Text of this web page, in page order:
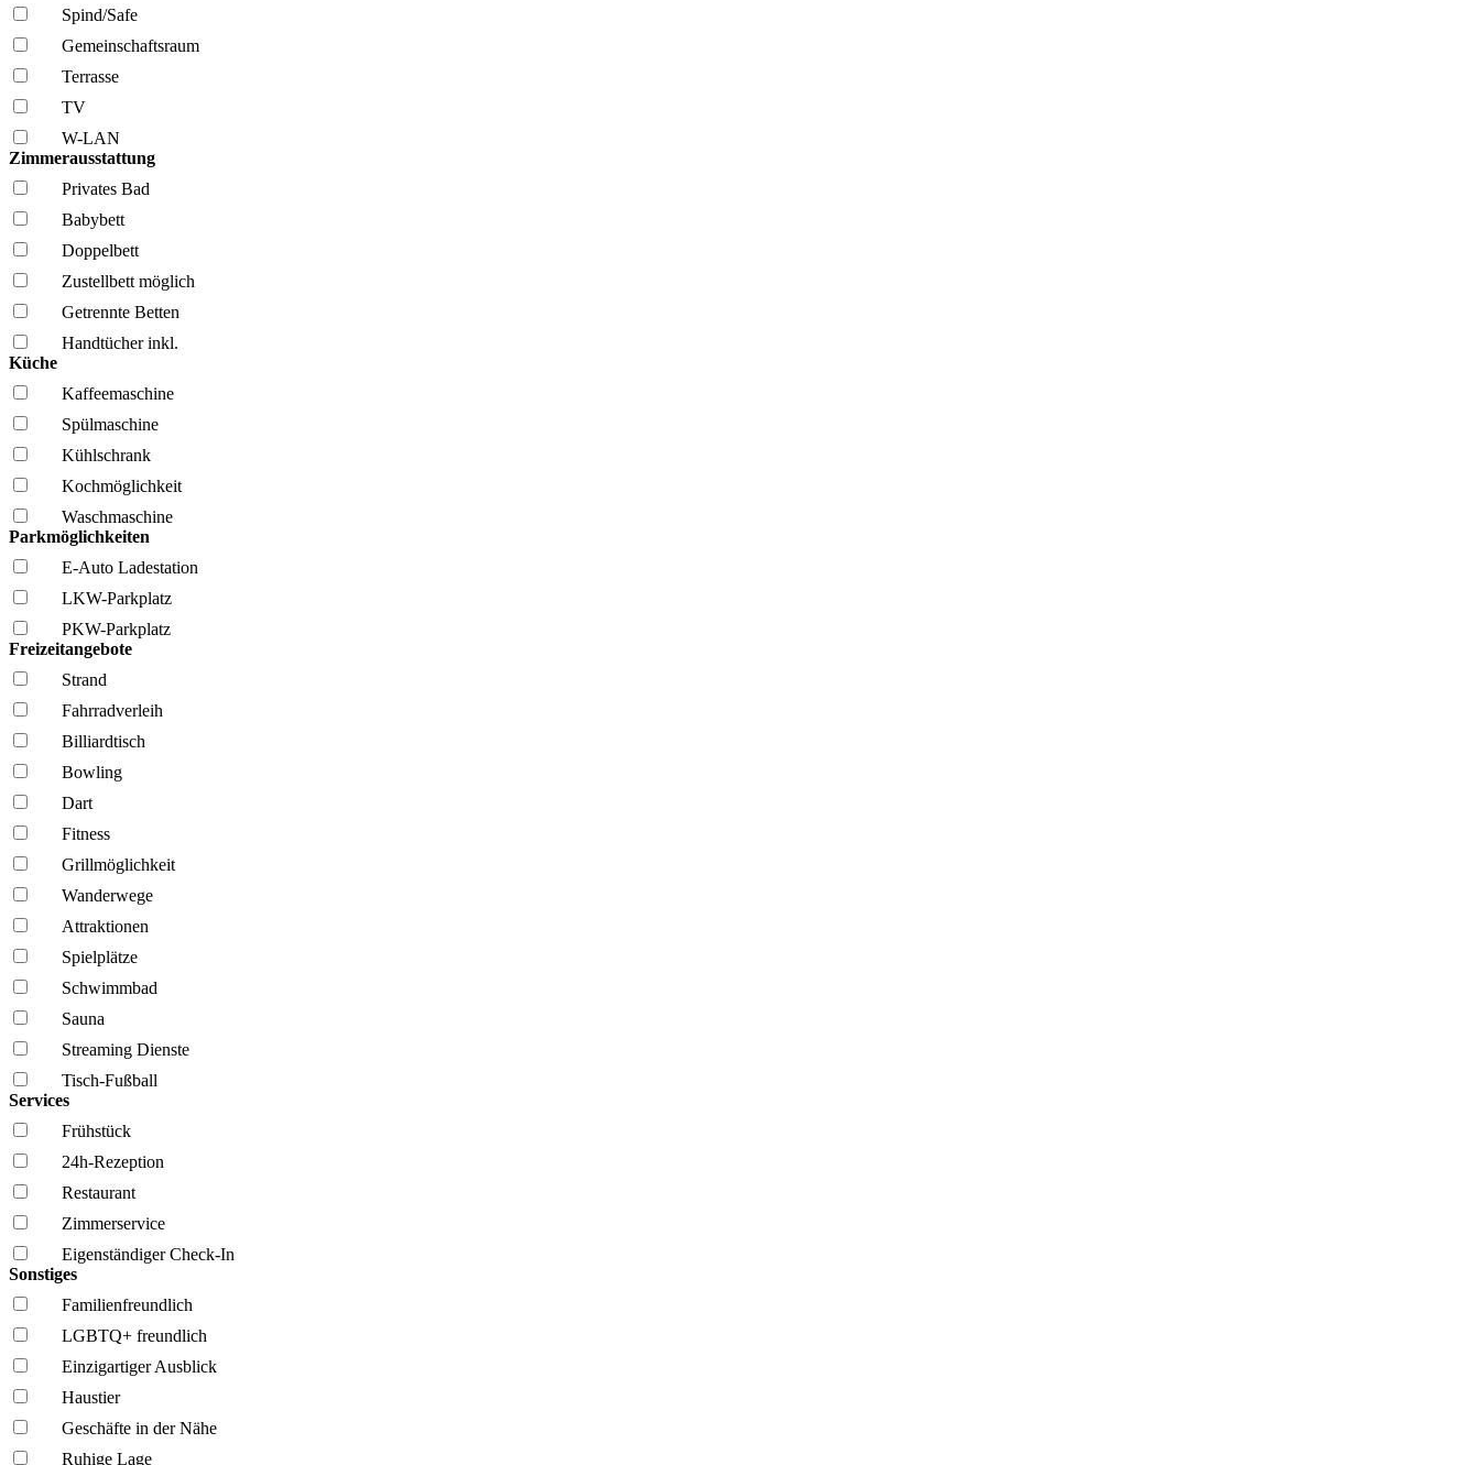
Spind/Safe
Gemeinschafts­raum
Terrasse
TV
W-LAN
Zimmerausstattung
Privates Bad
Babybett
Doppelbett
Zustellbett möglich
Getrennte Betten
Handtücher inkl.
Küche
Kaffee­maschine
Spül­maschine
Kühl­schrank
Kochmöglich­keit
Wasch­maschine
Parkmöglichkeiten
E-Auto Ladestation
LKW-Parkplatz
PKW-Parkplatz
Freizeitangebote
Strand
Fahrrad­verleih
Billiardtisch
Bowling
Dart
Fitness
Grillmöglich­keit
Wanderwege
Attraktionen
Spielplätze
Schwimmbad
Sauna
Streaming Dienste
Tisch-Fußball
Services
Frühstück
24h-Rezeption
Restaurant
Zimmerservice
Eigenständiger Check-In
Sonstiges
Familien­freundlich
LGBTQ+ freundlich
Einzigartiger Ausblick
Haustier
Geschäfte in der Nähe
Ruhige Lage